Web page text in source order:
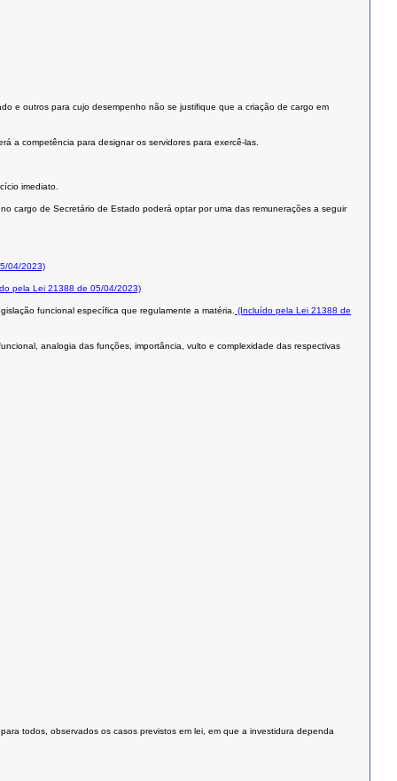
e outros para cujo desempenho não se justifique que a criação de cargo em
a competência para designar os servidores para exercê-las.
imediato.
cargo de Secretário de Estado poderá optar por uma das remunerações a seguir
04/2023)
pela Lei 21388 de 05/04/2023)
funcional específica que regulamente a matéria.
(Incluído pela Lei 21388 de
analogia das funções, importância, vulto e complexidade das respectivas
todos, observados os casos previstos em lei, em que a investidura dependa